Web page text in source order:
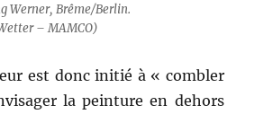
Werner, Brême/Berlin.
– MAMCO)
est donc initié à « combler
la peinture en dehors